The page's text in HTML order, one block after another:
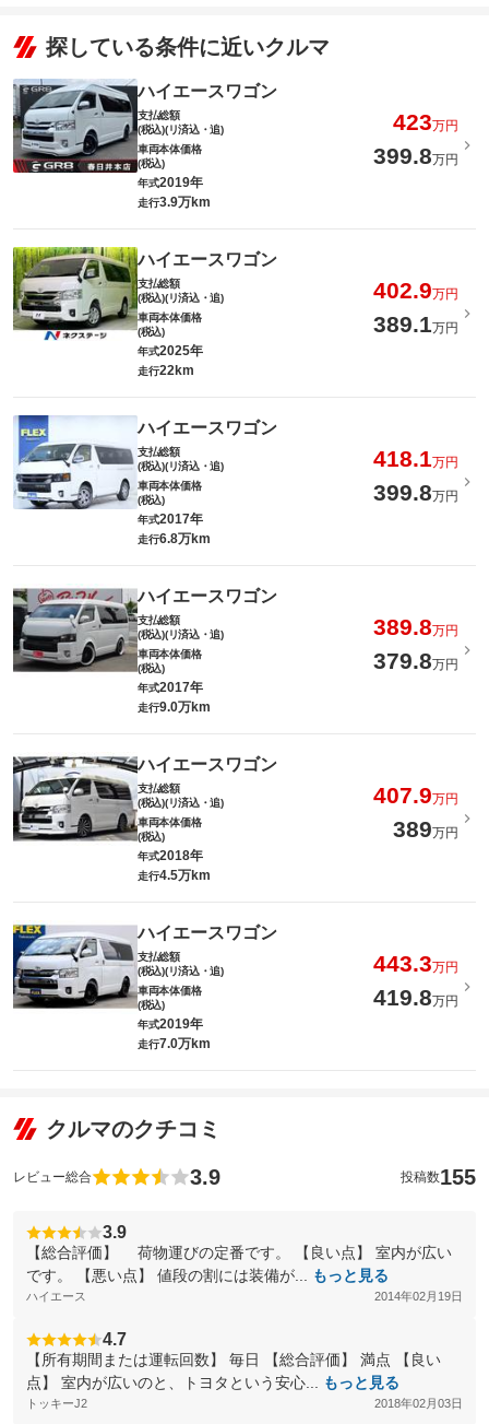
探している条件に近いクルマ
ハイエースワゴン
支払総額
(税込)(リ済込・追)
423万円
車両本体価格
(税込)
399.8万円
年式2019年
走行3.9万km
ハイエースワゴン
支払総額
(税込)(リ済込・追)
402.9万円
車両本体価格
(税込)
389.1万円
年式2025年
走行22km
ハイエースワゴン
支払総額
(税込)(リ済込・追)
418.1万円
車両本体価格
(税込)
399.8万円
年式2017年
走行6.8万km
ハイエースワゴン
支払総額
(税込)(リ済込・追)
389.8万円
車両本体価格
(税込)
379.8万円
年式2017年
走行9.0万km
ハイエースワゴン
支払総額
(税込)(リ済込・追)
407.9万円
車両本体価格
(税込)
389万円
年式2018年
走行4.5万km
ハイエースワゴン
支払総額
(税込)(リ済込・追)
443.3万円
車両本体価格
(税込)
419.8万円
年式2019年
走行7.0万km
クルマのクチコミ
レビュー総合 3.9 投稿数155
3.9
【総合評価】 荷物運びの定番です。 【良い点】 室内が広い
です。 【悪い点】 値段の割には装備が...
もっと見る
ハイエース 2014年02月19日
4.7
【所有期間または運転回数】 毎日 【総合評価】 満点 【良い
点】 室内が広いのと、トヨタという安心...
もっと見る
トッキーJ2 2018年02月03日